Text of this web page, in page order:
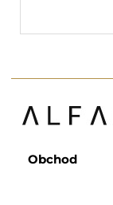
Obchod